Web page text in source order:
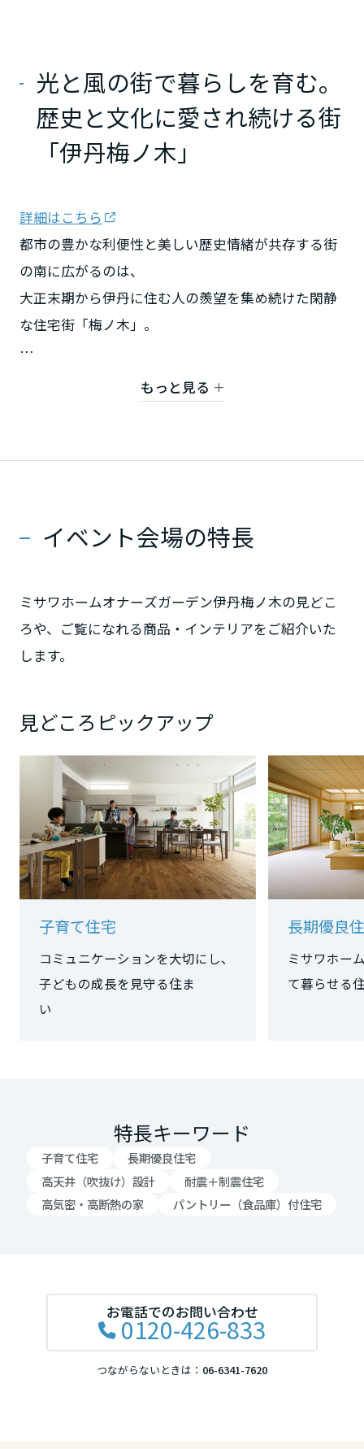
光と風の街で暮らしを育む。
歴史と文化に愛され続ける街
「伊丹梅ノ木」
詳細はこちら
都市の豊かな利便性と美しい歴史情緒が共存する街
の南に広がるのは、
大正末期から伊丹に住む人の羨望を集め続けた閑静
な住宅街「梅ノ木」。
※ご見学可能です。ご来場は事前にご予約の上、お
もっと見る
イベント会場の特長
ミサワホームオナーズガーデン伊丹梅ノ木の見どこ
ろや、ご覧になれる商品・インテリアをご紹介いた
します。
見どころピックアップ
子育て住宅
コミュニケーションを大切にし、
子どもの成長を見守る住ま
い
長期優良
ミサワホー
て暮らせる
特長キーワード
子育て住宅
長期優良住宅
高天井（吹抜け）設計
耐震＋制震住宅
高気密・高断熱の家
パントリー（食品庫）付住宅
お電話でのお問い合わせ
0120-426-833
つながらないときは： 06-6341-7620
新潟県
長野県
東海エリア
三重県
滋賀県
大阪府
兵庫県
奈良県
中国・四国エリア
広島県
香川県